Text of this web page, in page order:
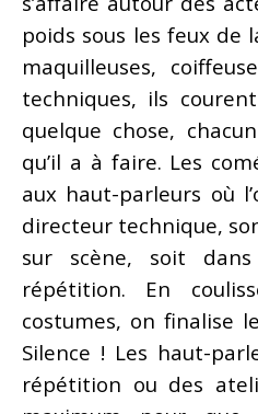
poids sous les feux de
maquilleuses,
techniques, ils
quelque chose,
qu’il a à faire. Les
aux haut-parleurs où
directeur technique,
sur scène, soit
répétition. En
costumes, on finalise
Silence ! Les haut-
répétition ou des